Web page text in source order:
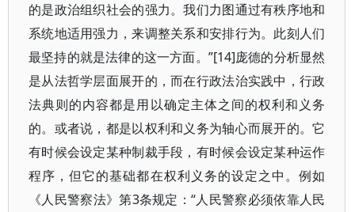
的是政治组织社会的强力。我们力图通过有秩序地和
系统地适用强力，来调整关系和安排行为。此刻人们
最坚持的就是法律的这一方面。”[14]庞德的分析显然
是从法哲学层面展开的，而在行政法治实践中，行政
法典则的内容都是用以确定主体之间的权利和义务
的。或者说，都是以权利和义务为轴心而展开的。它
有时候会设定某种制裁手段，有时候会设定某种运作
程序，但它的基础都在权利义务的设定之中。例如
《人民警察法》第3条规定：“人民警察必须依靠人民